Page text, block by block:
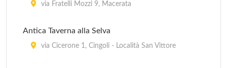
via Fratelli Mozzi 9, Macerata
Antica Taverna alla Selva
via Cicerone 1, Cingoli - Località San Vittore